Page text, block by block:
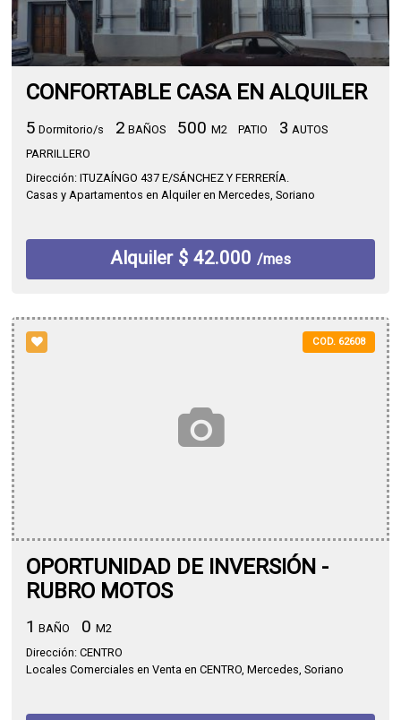
CONFORTABLE CASA EN ALQUILER
5 Dormitorio/s 2 BAÑOS 500 M2 PATIO 3 AUTOS
PARRILLERO
Dirección: ITUZAÍNGO 437 E/SÁNCHEZ Y FERRERÍA.
Casas y Apartamentos en Alquiler en Mercedes, Soriano
Alquiler $ 42.000 /mes
COD. 62608
OPORTUNIDAD DE INVERSIÓN -
RUBRO MOTOS
1 BAÑO 0 M2
Dirección: CENTRO
Locales Comerciales en Venta en CENTRO, Mercedes, Soriano